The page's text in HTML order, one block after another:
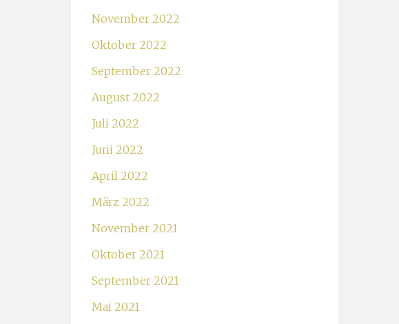
November 2022
Oktober 2022
September 2022
August 2022
Juli 2022
Juni 2022
April 2022
März 2022
November 2021
Oktober 2021
September 2021
Mai 2021